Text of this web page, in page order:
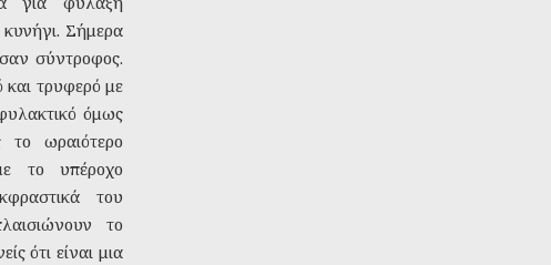
Σήμερα
σαν σύντροφος.
και τρυφερό με
όμως
ωραιότερο
το υπέροχο
του
το
ότι είναι μια